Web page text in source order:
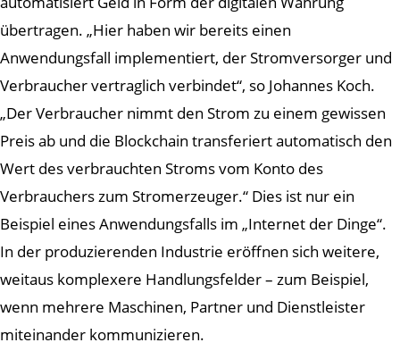
übertragen. „Hier haben wir bereits einen
Anwendungsfall implementiert, der Stromversorger und
Verbraucher vertraglich verbindet“, so Johannes Koch.
„Der Verbraucher nimmt den Strom zu einem gewissen
Preis ab und die Blockchain transferiert automatisch den
Wert des verbrauchten Stroms vom Konto des
Verbrauchers zum Stromerzeuger.“ Dies ist nur ein
Beispiel eines Anwendungsfalls im „Internet der Dinge“.
In der produzierenden Industrie eröffnen sich weitere,
weitaus komplexere Handlungsfelder – zum Beispiel,
wenn mehrere Maschinen, Partner und Dienstleister
miteinander kommunizieren.